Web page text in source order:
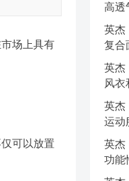
场上具有
可以放置
高透
英杰
复合
英杰
风衣
英杰
运动
英杰
功能